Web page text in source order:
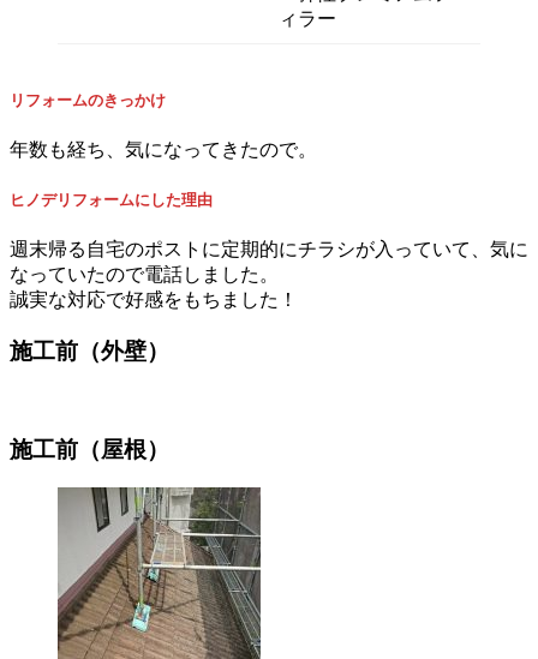
ィラー
リフォームのきっかけ
年数も経ち、気になってきたので。
ヒノデリフォームにした理由
週末帰る自宅のポストに定期的にチラシが入っていて、気に
なっていたので電話しました。
誠実な対応で好感をもちました！
施工前（外壁）
施工前（屋根）